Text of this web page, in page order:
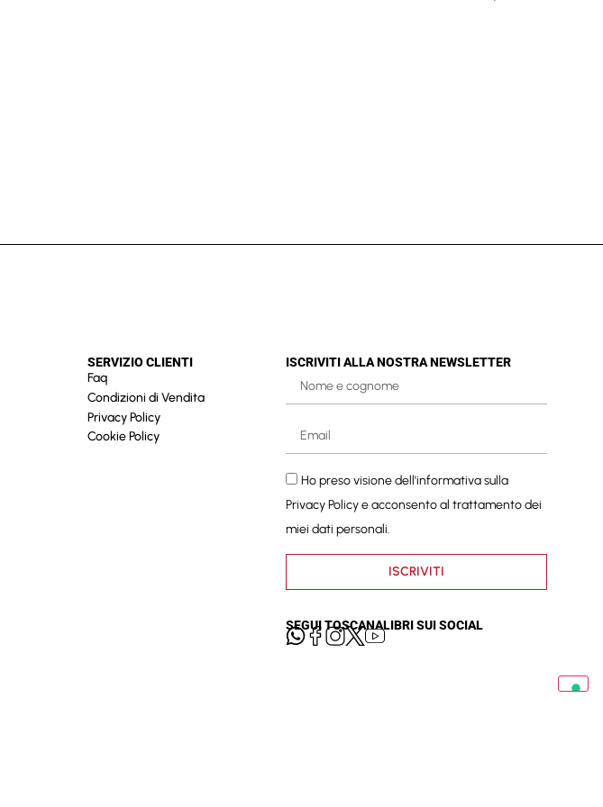
SERVIZIO CLIENTI
Faq
Condizioni di Vendita
Privacy Policy
Cookie Policy
ISCRIVITI ALLA NOSTRA NEWSLETTER
Ho preso visione dell'informativa sulla
Privacy Policye acconsento al trattamento dei
miei dati personali.
ISCRIVITI
SEGUI TOSCANALIBRI SUI SOCIAL